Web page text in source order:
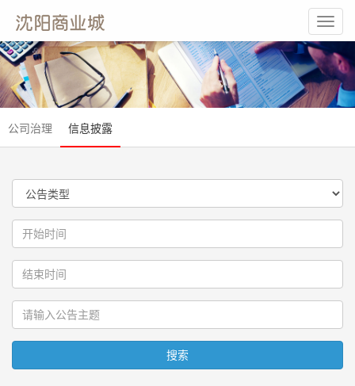
公司治理 信息披露
搜索